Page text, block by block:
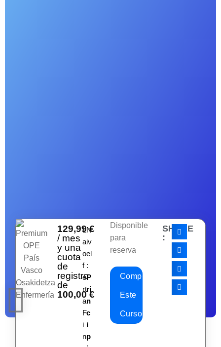
129,99€
/ mes
y una
cuota
de
registro
de
100,00€
L
a
o
f
e
rt
a
F
i
n
N
iv
el
:
P
ri
n
c
i
p
Disponible
para
reserva
Comprar
Este
Curso
SHARE
: